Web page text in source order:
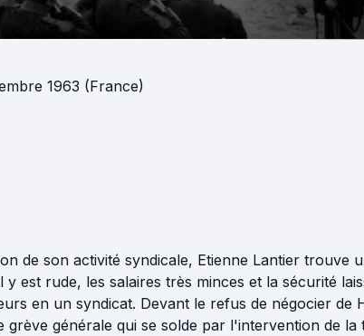
1963 (France)
de son activité syndicale, Etienne Lantier trouve
est rude, les salaires très minces et la sécurité
en un syndicat. Devant le refus de négocier de
générale qui se solde par l'intervention de la